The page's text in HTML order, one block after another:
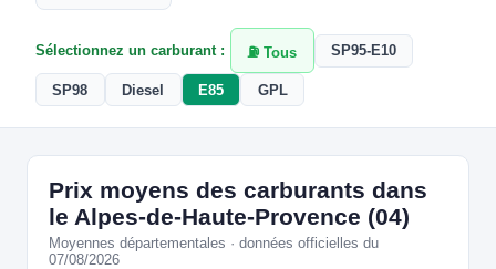
Sélectionnez un carburant : ⛽ Tous SP95-E10
SP98 Diesel E85 GPL
Prix moyens des carburants dans
le Alpes-de-Haute-Provence (04)
Moyennes départementales · données officielles du
07/08/2026